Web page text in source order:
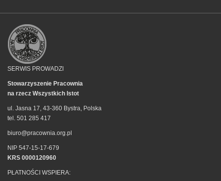
SERWIS PROWADZI
Stowarzyszenie Pracownia
na rzecz Wszystkich Istot
ul. Jasna 17, 43-360 Bystra, Polska
tel. 501 285 417
biuro@pracownia.org.pl
NIP 547-15-17-679
KRS 0000120960
PŁATNOŚCI WSPIERA: